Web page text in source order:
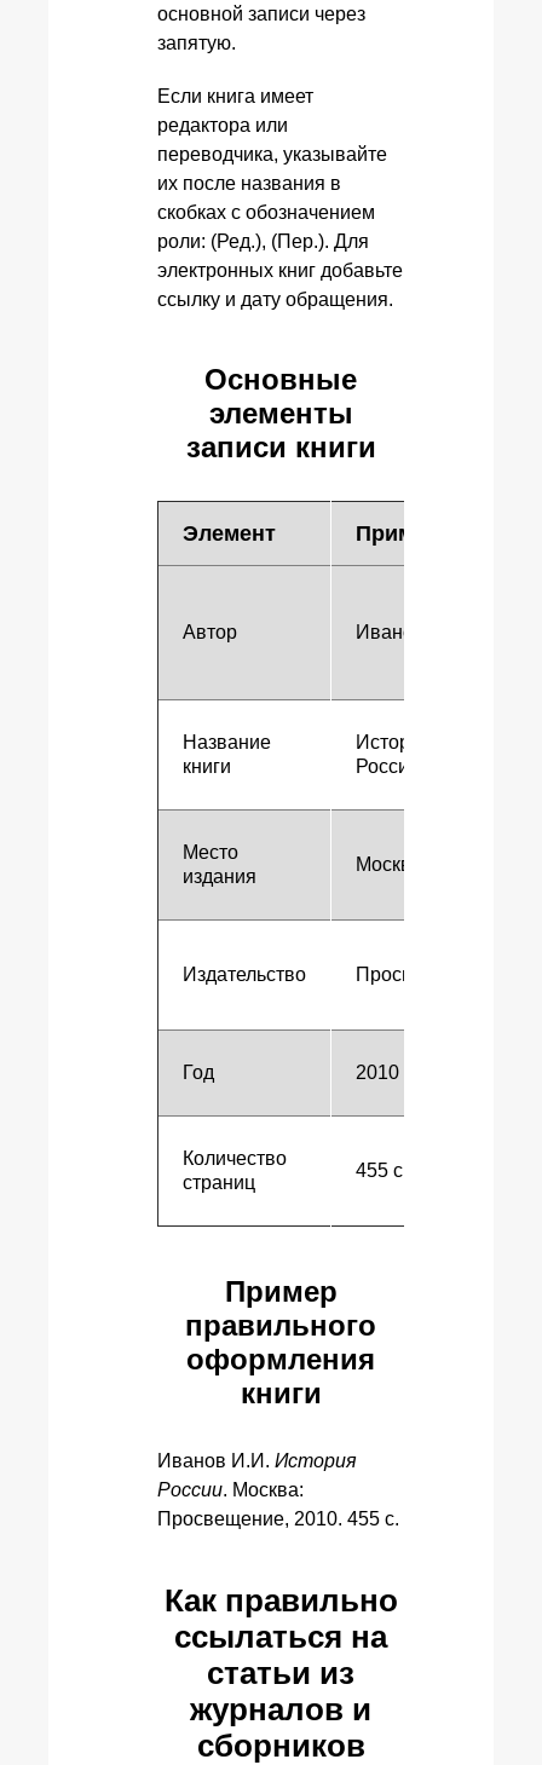
основной записи через
запятую.
Если книга имеет
редактора или
переводчика, указывайте
их после названия в
скобках с обозначением
роли: (Ред.), (Пер.). Для
электронных книг добавьте
ссылку и дату обращения.
Основные
элементы
записи книги
Элемент Пример
Автор Иванов И.И.
Название
книги
История
России
Место
издания
Москва
Издательство Просвещение
Год 2010
Количество
страниц
455 с.
Пример
правильного
оформления
книги
Иванов И.И. История
России. Москва:
Просвещение, 2010. 455 с.
Как правильно
ссылаться на
статьи из
журналов и
сборников